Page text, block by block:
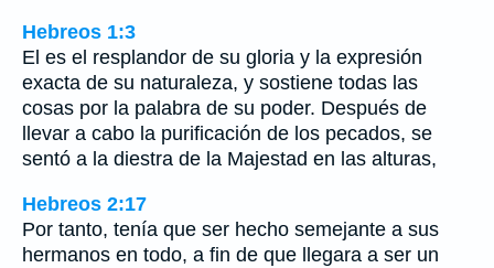
Hebreos 1:3
El es el resplandor de su gloria y la expresión
exacta de su naturaleza, y sostiene todas las
cosas por la palabra de su poder. Después de
llevar a cabo la purificación de los pecados, se
sentó a la diestra de la Majestad en las alturas,
Hebreos 2:17
Por tanto, tenía que ser hecho semejante a sus
hermanos en todo, a fin de que llegara a ser un